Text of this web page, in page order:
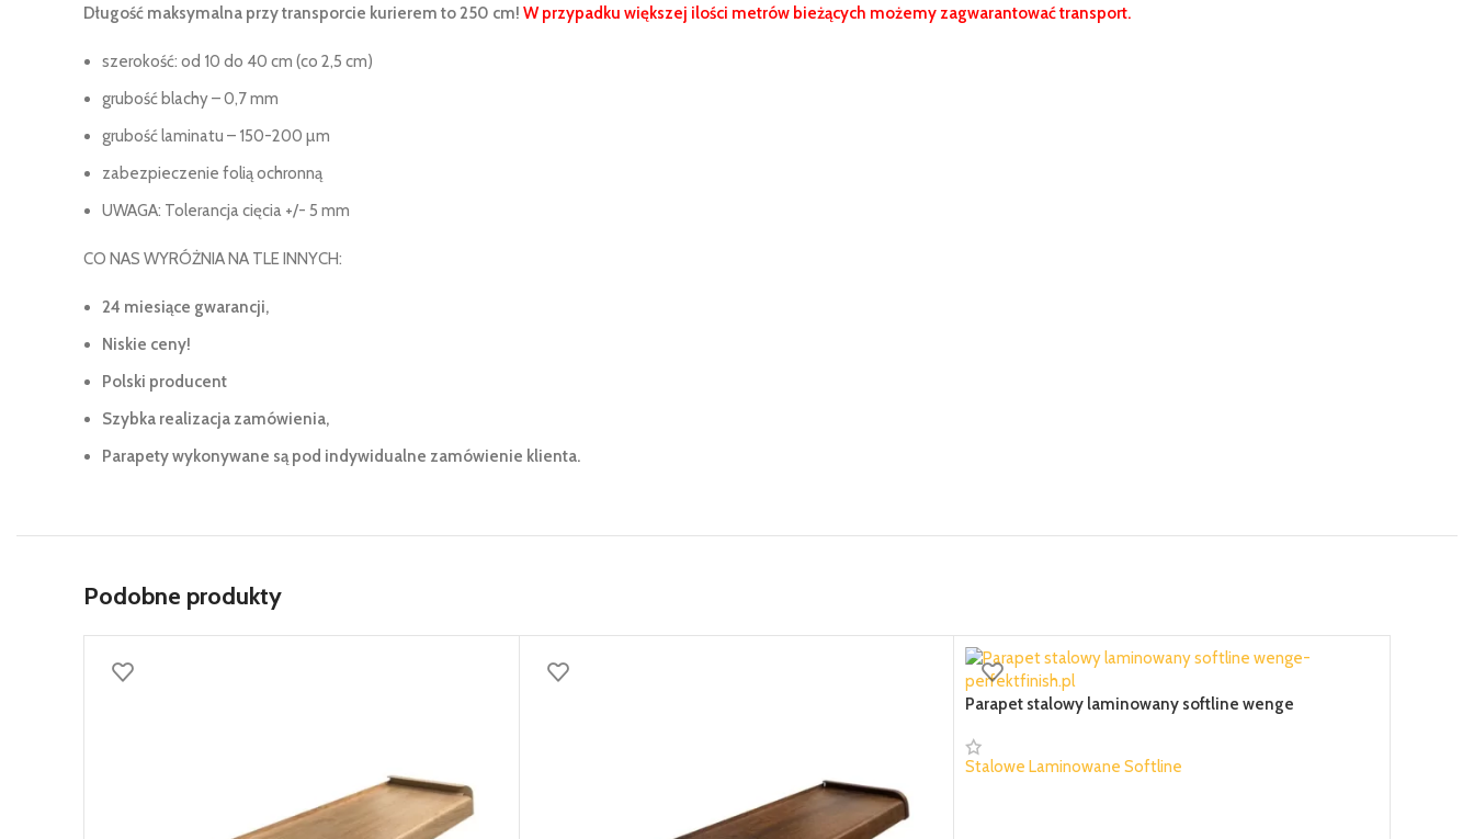
Długość maksymalna przy transporcie kurierem to 250 cm! W przypadku większej ilości metrów bieżących możemy zagwarantować transport.
szerokość: od 10 do 40 cm (co 2,5 cm)
grubość blachy – 0,7 mm
grubość laminatu – 150-200 µm
zabezpieczenie folią ochronną
UWAGA: Tolerancja cięcia +/- 5 mm
CO NAS WYRÓŻNIA NA TLE INNYCH:
24 miesiące gwarancji,
Niskie ceny!
Polski producent
Szybka realizacja zamówienia,
Parapety wykonywane są pod indywidualne zamówienie klienta.
Podobne produkty
Parapet stalowy laminowany softline wenge
Stalowe Laminowane Softline